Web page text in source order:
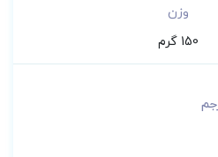
وزن
150 گرم